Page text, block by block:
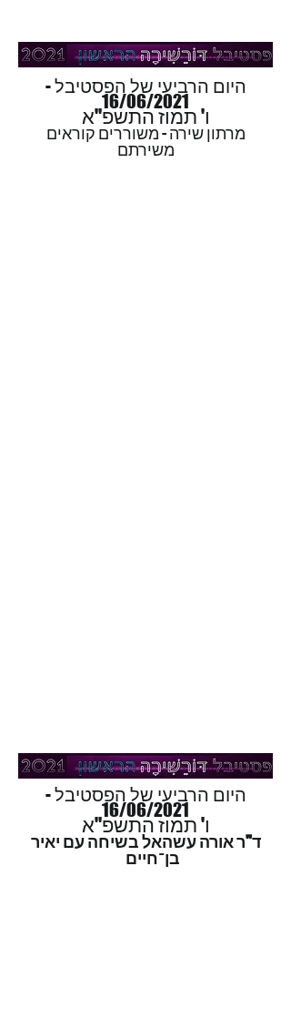
היום הרביעי של הפסטיבל -
16/06/2021
ו' תמוז התשפ"א
מרתון שירה - משוררים קוראים
משירתם
היום הרביעי של הפסטיבל -
16/06/2021
ו' תמוז התשפ"א
ד"ר אורה עשהאל בשיחה עם יאיר
בן־חיים